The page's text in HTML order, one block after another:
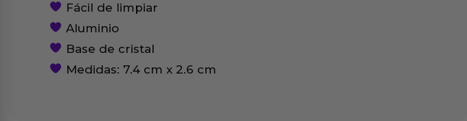
Fácil de limpiar
Aluminio
Base de cristal
Medidas: 7.4 cm x 2.6 cm